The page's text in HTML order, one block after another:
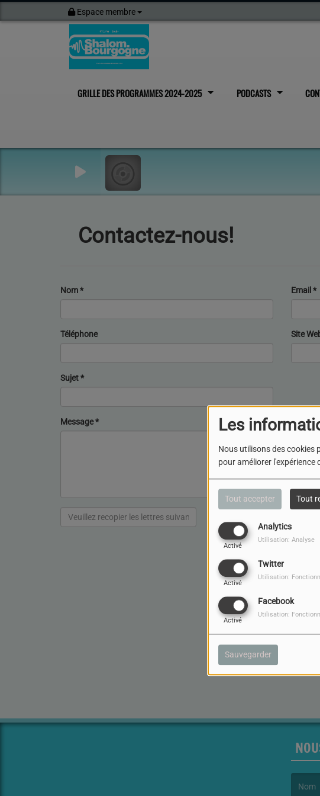
Les
Nous utilisons des cookies
pour améliorer l'expérience
Tout accepter Tout
Analytics
Activé
Utilisation: Analyse
Twitter
Activé
Utilisation:
Facebook
Activé
Utilisation:
Sauvegarder
Espace membre
GRILLE DES PROGRAMMES 2024-2025 PODCASTS
Contactez-nous!
Nom* Email *
Téléphone Site
Sujet*
Message*